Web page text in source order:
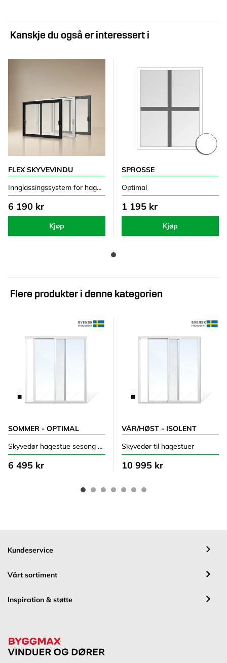
Kanskje du også er interessert i
FLEX SKYVEVINDU
Innglassingssystem for hagestue
6 190 kr
Kjøp
SPROSSE
Optimal
1 195 kr
Kjøp
Flere produkter i denne kategorien
SOMMER - OPTIMAL
Skyvedør hagestue sesong sommer
6 495 kr
VÅR/HØST - ISOLENT
Skyvedør til hagestuer
10 995 kr
Kundeservice
Vårt sortiment
Inspiration & støtte